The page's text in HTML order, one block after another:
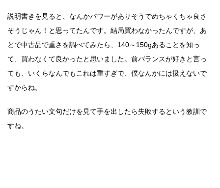
説明書きを見ると、なんかパワーがありそうでめちゃくちゃ良さ
そうじゃん！と思ってたんです。結局買わなかったんですが、あ
とで中古品で重さを調べてみたら、140～150gあることを知っ
て、買わなくて良かったと思いました。前バランスが好きと言っ
ても、いくらなんでもこれは重すぎで、僕なんかには扱えないで
すからね。
商品のうたい文句だけを見て手を出したら失敗するという教訓で
すね。